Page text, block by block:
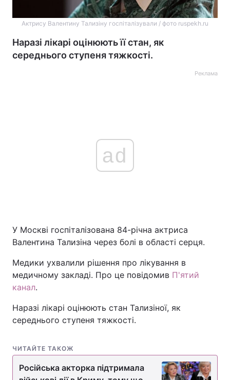
Актрису Валентину Тализіну госпіталізували / фото ruspekh.ru
Наразі лікарі оцінюють її стан, як
середнього ступеня тяжкості.
Реклама
ad
У Москві госпіталізована 84-річна актриса
Валентина Тализіна через болі в області серця.
Медики ухвалили рішення про лікування в
медичному закладі. Про це повідомив П'ятий
канал.
Наразі лікарі оцінюють стан Тализіної, як
середнього ступеня тяжкості.
ЧИТАЙТЕ ТАКОЖ
Російська акторка підтримала